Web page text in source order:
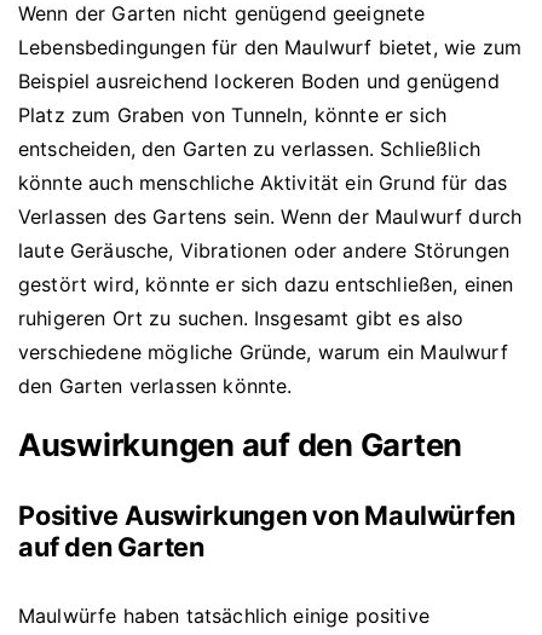
Wenn der Garten nicht genügend geeignete
Lebensbedingungen für den Maulwurf bietet, wie zum
Beispiel ausreichend lockeren Boden und genügend
Platz zum Graben von Tunneln, könnte er sich
entscheiden, den Garten zu verlassen. Schließlich
könnte auch menschliche Aktivität ein Grund für das
Verlassen des Gartens sein. Wenn der Maulwurf durch
laute Geräusche, Vibrationen oder andere Störungen
gestört wird, könnte er sich dazu entschließen, einen
ruhigeren Ort zu suchen. Insgesamt gibt es also
verschiedene mögliche Gründe, warum ein Maulwurf
den Garten verlassen könnte.
Auswirkungen auf den Garten
Positive Auswirkungen von Maulwürfen
auf den Garten
Maulwürfe haben tatsächlich einige positive